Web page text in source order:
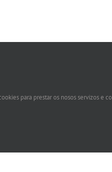
para prestar os nosos servizos e